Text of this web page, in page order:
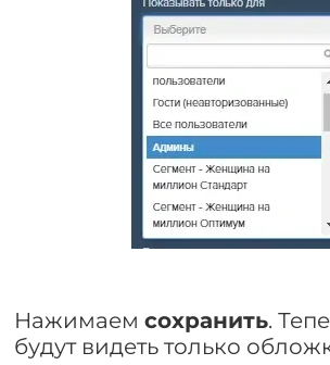
Нажимаем сохранить.
будут видеть только